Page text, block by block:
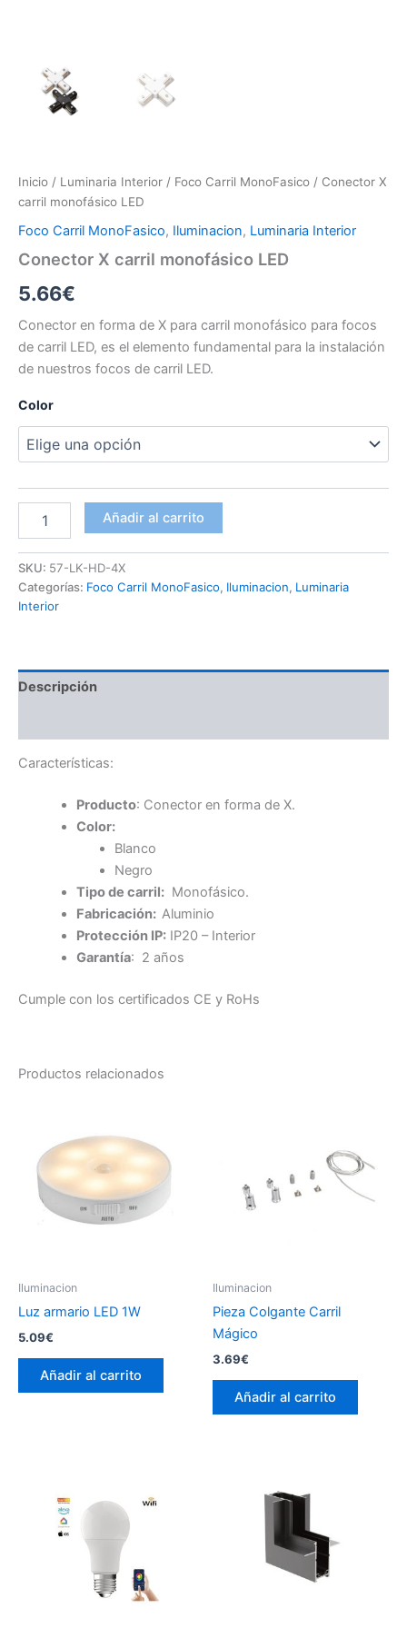
Inicio / Luminaria Interior / Foco Carril MonoFasico / Conector X
carril monofásico LED
Foco Carril MonoFasico, Iluminacion, Luminaria Interior
Conector X carril monofásico LED
5.66€
Conector en forma de X para carril monofásico para focos
de carril LED, es el elemento fundamental para la instalación
de nuestros focos de carril LED.
Color
monofásico
LED
cantidad
Añadir al carrito
SKU: 57-LK-HD-4X
Categorías: Foco Carril MonoFasico, Iluminacion, Luminaria
Interior
Descripción
Características:
Producto: Conector en forma de X.
Color:
Blanco
Negro
Tipo de carril:Monofásico.
Fabricación: Aluminio
Protección IP:IP20 – Interior
Garantía: 2 años
Cumple con los certificados CE y RoHs
Productos relacionados
Iluminacion
Luz armario LED 1W
5.09€
Añadir al carrito
Iluminacion
Pieza Colgante Carril
Mágico
3.69€
Añadir al carrito